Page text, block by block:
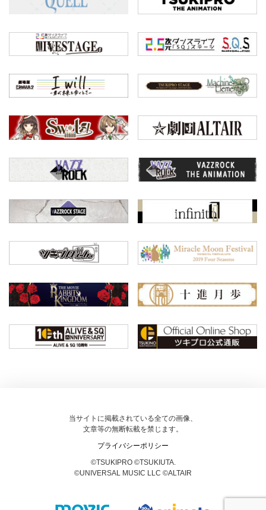
当サイトに掲載されている全ての画像、
文章等の無断転載を禁じます。
プライバシーポリシー
©TSUKIPRO ©TSUKIUTA.
©UNIVERSAL MUSIC LLC ©ALTAIR